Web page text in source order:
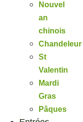
Nouvel
an
chinois
Chandeleur
St
Valentin
Mardi
Gras
Pâques